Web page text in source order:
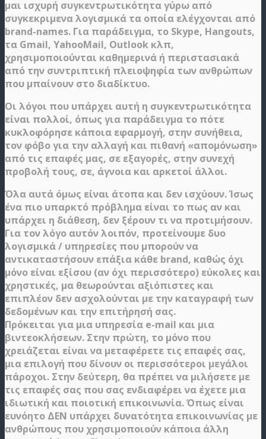
μαι ισχυρή συγκεντρωτικότητα γύρω από
συγκεκριμενα λογισμικά τα οποία ελέγχονται από
brand-names. Για παράδειγμα, το Skype, Hangouts,
τα Gmail, YahooMail, Outlook κλπ,
χρησιμοποιούνται καθημερινά ή περιστασιακά
από την συντριπτική πλειοψηφία των ανθρώπων
που μπαίνουν στο διαδίκτυο.
Οι λόγοι που υπάρχει αυτή η συγκεντρωτικότητα
είναι πολλοί, όπως για παράδειγμα το πότε
κυκλοφόρησε κάποια εφαρμογή, στην συνήθεια,
τον φόβο για την αλλαγή και πιθανή «απομόνωση»
από τις επαφές μας, σε εξαγορές, στην συνεχή
προβολή τους, σε, άγνοια και αρκετοί άλλοι.
Όλα αυτά όμως είναι άτοπα και δεν ισχύουν. Ίσως
ένα πιο υπαρκτό πρόβλημα είναι το πως αν και
υπάρχει η διάθεση, δεν ξέρουν τι να προτιμήσουν.
Για τον λόγο αυτόν λοιπόν, προτείνουμε δυο
λογισμικά / υπηρεσίες που μπορούν να
αντικαταστήσουν επάξια κάθε brand, καθώς όχι
μόνο είναι εξίσου (αν όχι περισσότερο) εύκολες και
χρηστικές, μα θεωρούνται αξιόπιστες και
επιπλέον δεν ασχολούνται με την καταγραφή των
δεδομένων και την επιτήρησή σας.
Πρόκειται για μια υπηρεσία e-mail και μια
βιντεοκλήσεων. Στην πρώτη, το μόνο που
χρειάζεται είναι να μεταφέρετε τις επαφές σας,
μια επιλογή που δίνουν οι περισσότεροι μεγάλοι
πάροχοι. Στην δεύτερη, θα πρέπει να μιλήσετε με
τις επαφές σας που σας ενδιαφέρει να έχετε μια
ιδιωτική και ποιοτική επικοινωνία. Όπως είναι
ευνόητο ΔΕΝ υπάρχει δυνατότητα επικοινωνίας με
ανθρώπους που χρησιμοποιούν κάποια άλλη